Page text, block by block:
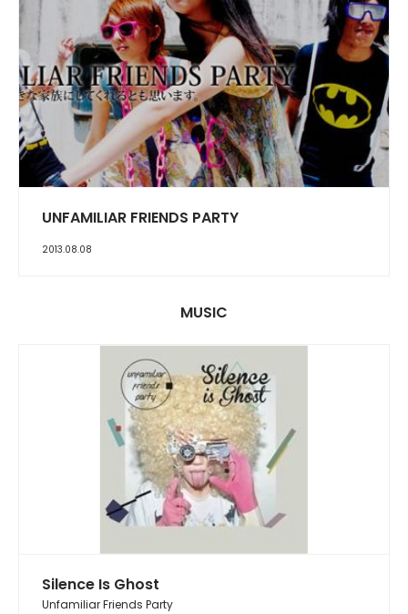
INTERVIEW
UNFAMILIAR FRIENDS PARTY
2013.08.08
MUSIC
Silence Is Ghost
Unfamiliar Friends Party